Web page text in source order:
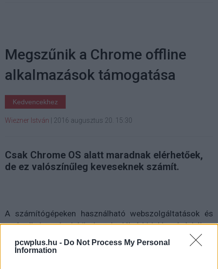
pcwplus.hu - Do Not Process My Personal
Information
Megszűnik a Chrome offline
alkalmazások támogatása
Kedvencekhez
Wiezner István 2016 augusztus 20. 15:30
Csak Chrome OS alatt maradnak elérhetőek,
de ez valószínűleg keveseknek számít.
A számítógépeken használható webszolgáltatások és
natív alkalmazások közti szakadék áthidalása érdekében
a Google nagyjából három éve bevezette az offline is
használhatóChrome